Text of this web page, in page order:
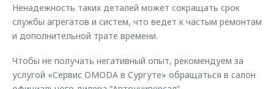
Ненадежность таких деталей может сокращать срок
службы агрегатов и систем, что ведет к частым ремонтам
и дополнительной трате времени.
Чтобы не получать негативный опыт, рекомендуем за
услугой «Сервис OMODA в Сургуте» обращаться в салон